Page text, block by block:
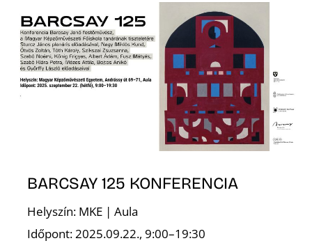
BARCSAY 125 KONFERENCIA
Helyszín: MKE | Aula
Időpont: 2025.09.22., 9:00–19:30